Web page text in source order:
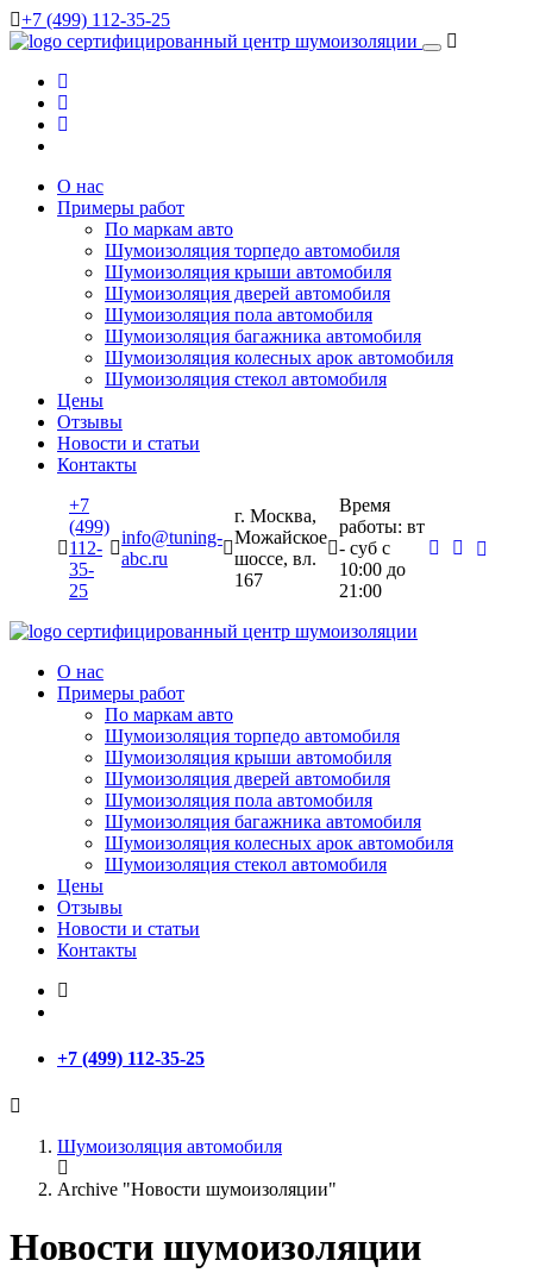
+7 (499) 112-35-25
сертифицированный центр шумоизоляции
О нас
Примеры работ
По маркам авто
Шумоизоляция торпедо автомобиля
Шумоизоляция крыши автомобиля
Шумоизоляция дверей автомобиля
Шумоизоляция пола автомобиля
Шумоизоляция багажника автомобиля
Шумоизоляция колесных арок автомобиля
Шумоизоляция стекол автомобиля
Цены
Отзывы
Новости и статьи
Контакты
+7
(499)
112-
35-
25
info@tuning-
abc.ru
г. Москва,
Можайское
шоссе, вл.
167
Время
работы: вт
- суб c
10:00 до
21:00
сертифицированный центр шумоизоляции
О нас
Примеры работ
По маркам авто
Шумоизоляция торпедо автомобиля
Шумоизоляция крыши автомобиля
Шумоизоляция дверей автомобиля
Шумоизоляция пола автомобиля
Шумоизоляция багажника автомобиля
Шумоизоляция колесных арок автомобиля
Шумоизоляция стекол автомобиля
Цены
Отзывы
Новости и статьи
Контакты
+7 (499) 112-35-25
Шумоизоляция автомобиля
Archive "Новости шумоизоляции"
Новости шумоизоляции